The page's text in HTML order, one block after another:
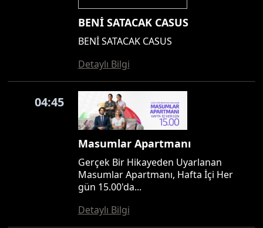
BENİ SATACAK CASUS
BENİ SATACAK CASUS
Detaylı Bilgi
04:45
Masumlar Apartmanı
Gerçek Bir Hikayeden Uyarlanan
Masumlar Apartmanı, Hafta İçi Her
gün 15.00'da...
Detaylı Bilgi